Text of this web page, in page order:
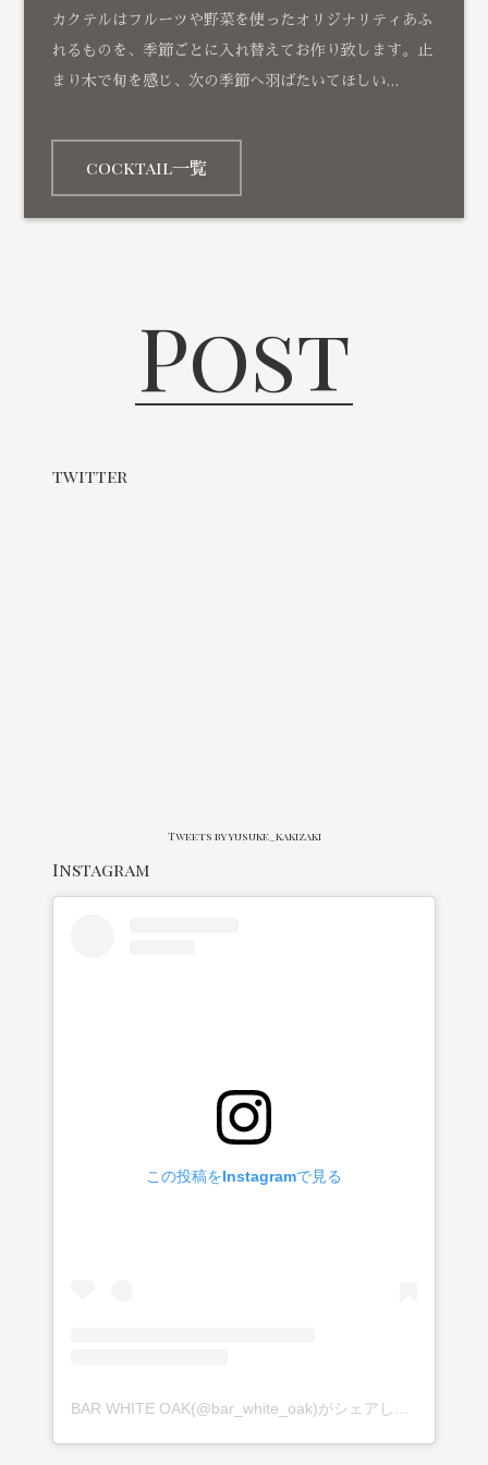
カクテルはフルーツや野菜を使ったオリジナリティあふ
れるものを、季節ごとに入れ替えてお作り致します。止
まり木で旬を感じ、次の季節へ羽ばたいてほしい…
cocktail一覧
Post
twitter
Tweets by yusuke_kakizaki
Instagram
この投稿をInstagramで見る
BAR WHITE OAK(@bar_white_oak)がシェアした投稿